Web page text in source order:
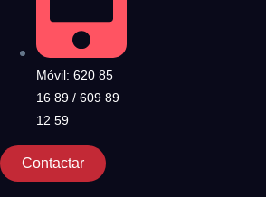
Móvil: 620 85
16 89 / 609 89
12 59
Contactar